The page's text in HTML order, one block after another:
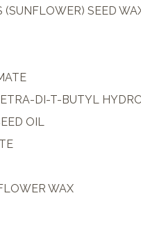
(SUNFLOWER) SEED
DI-T-BUTYL
OIL
WAX